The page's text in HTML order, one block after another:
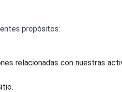
propósitos:
relacionadas con nuestras